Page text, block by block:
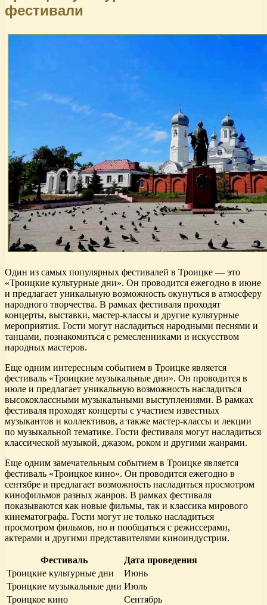
фестивали
Один из самых популярных фестивалей в Троицке — это
«Троицкие культурные дни». Он проводится ежегодно в июне
и предлагает уникальную возможность окунуться в атмосферу
народного творчества. В рамках фестиваля проходят
концерты, выставки, мастер-классы и другие культурные
мероприятия. Гости могут насладиться народными песнями и
танцами, познакомиться с ремесленниками и искусством
народных мастеров.
Еще одним интересным событием в Троицке является
фестиваль «Троицкие музыкальные дни». Он проводится в
июле и предлагает уникальную возможность насладиться
высококлассными музыкальными выступлениями. В рамках
фестиваля проходят концерты с участием известных
музыкантов и коллективов, а также мастер-классы и лекции
по музыкальной тематике. Гости фестиваля могут насладиться
классической музыкой, джазом, роком и другими жанрами.
Еще одним замечательным событием в Троицке является
фестиваль «Троицкое кино». Он проводится ежегодно в
сентябре и предлагает возможность насладиться просмотром
кинофильмов разных жанров. В рамках фестиваля
показываются как новые фильмы, так и классика мирового
кинематографа. Гости могут не только насладиться
просмотром фильмов, но и пообщаться с режиссерами,
актерами и другими представителями киноиндустрии.
Фестиваль
Дата проведения
Троицкие культурные дни
Июнь
Троицкие музыкальные дни Июль
Троицкое кино
Сентябрь